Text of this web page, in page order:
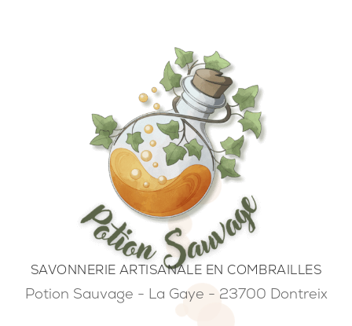
SAVONNERIE ARTISANALE EN COMBRAILLES
Potion Sauvage - La Gaye - 23700 Dontreix